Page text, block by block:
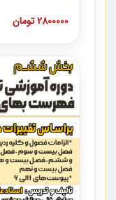
است که در
نکات کلیدی مربوط
پیمان به همراه
2800000 تومان